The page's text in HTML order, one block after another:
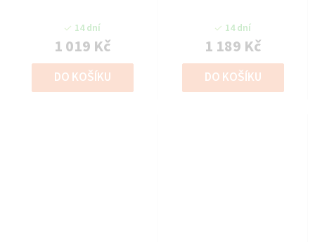
14 dní
1 019 Kč
DO KOŠÍKU
14 dní
1 189 Kč
DO KOŠÍKU